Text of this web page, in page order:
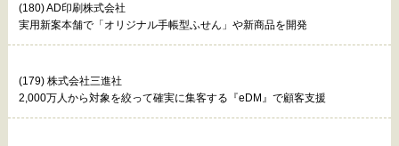
(180) AD印刷株式会社
実用新案本舗で「オリジナル手帳型ふせん」や新商品を開発
(179) 株式会社三進社
2,000万人から対象を絞って確実に集客する『eDM』で顧客支援